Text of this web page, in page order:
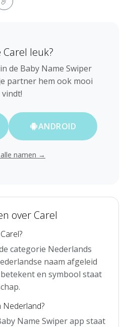
Carel leuk?
de Baby Name Swiper
partner hem ook mooi
vindt!
ANDROID
namen →
over Carel
categorie Nederlands
naam afgeleid
en symbool staat
Nederland?
Name Swiper app staat